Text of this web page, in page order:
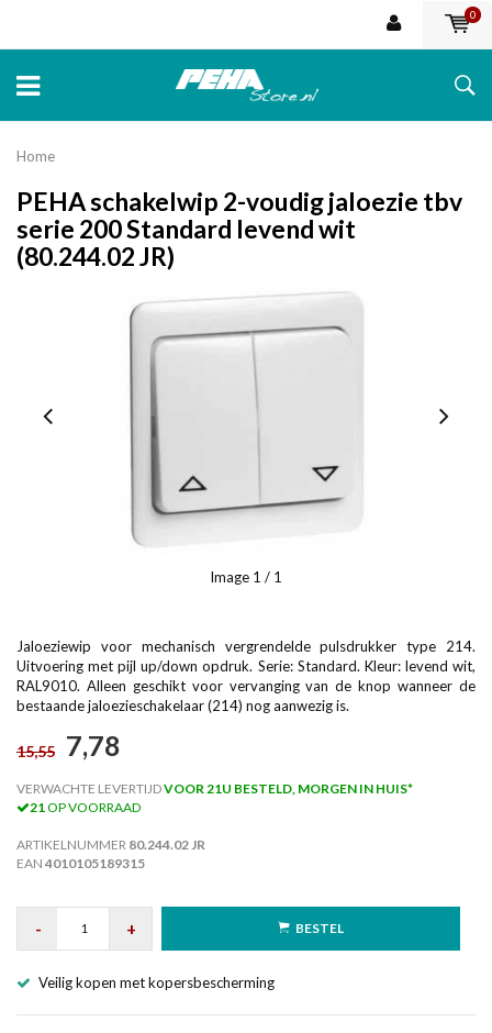
0
Home
PEHA schakelwip 2-voudig jaloezie tbv
serie 200 Standard levend wit
(80.244.02 JR)
Image 1 / 1
Jaloeziewip voor mechanisch vergrendelde pulsdrukker type 214.
Uitvoering met pijl up/down opdruk. Serie: Standard. Kleur: levend wit,
RAL9010. Alleen geschikt voor vervanging van de knop wanneer de
bestaande jaloezieschakelaar (214) nog aanwezig is.
15,55 7,78
VERWACHTE LEVERTIJDVOOR 21U BESTELD, MORGEN IN HUIS*
21OP VOORRAAD
ARTIKELNUMMER 80.244.02 JR
EAN 4010105189315
- + BESTEL
Veilig kopen met kopersbescherming